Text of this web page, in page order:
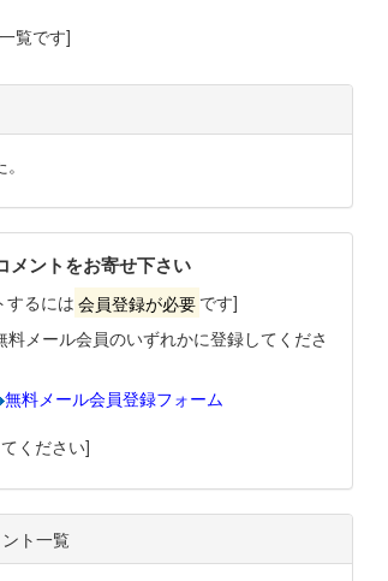
覧です]
メントをお寄せ下さい
するには 会員登録が必要 です]
メール会員のいずれかに登録してくださ
無料メール会員登録フォーム
ください]
ト一覧